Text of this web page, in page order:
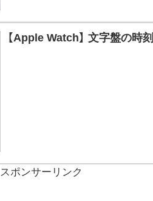
【Apple Watch】 文字盤の時
スポンサーリンク